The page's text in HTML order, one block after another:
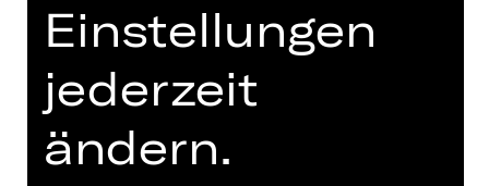
Künstler*innen
Newsletter
Kartenkauf
Abos 26/27
ZVB/L
AGB
Einstellungen
jederzeit
ändern.